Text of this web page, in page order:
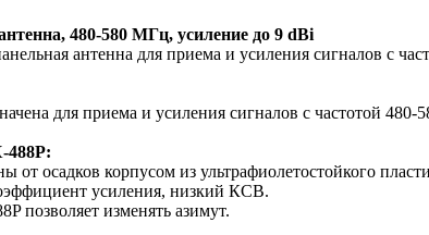
480-580 МГц, усиление до 9 dBi
антенна для приема и усиления сигналов с
для приема и усиления сигналов с частотой
488P:
осадков корпусом из ультрафиолетостойкого
усиления, низкий КСВ.
позволяет изменять азимут.